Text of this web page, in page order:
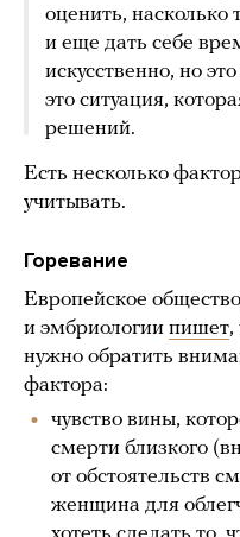
оценить, насколько
и еще дать себе
искусственно, но
это ситуация,
решений.
Есть несколько
учитывать.
Горевание
Европейское
и эмбриологии пишет,
нужно обратить
фактора:
чувство вины,
смерти близкого
от обстоятельств
женщина для